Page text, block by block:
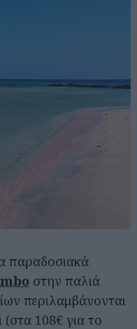
παραδοσιακά
στην παλιά
περιλαμβάνονται
108€ για το